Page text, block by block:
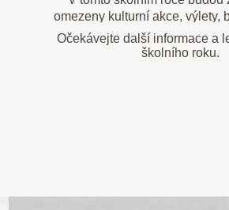
omezeny kulturní akce, výlety,
Očekávejte další informace a
školního roku.